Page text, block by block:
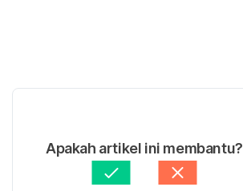
Apakah artikel ini membantu?